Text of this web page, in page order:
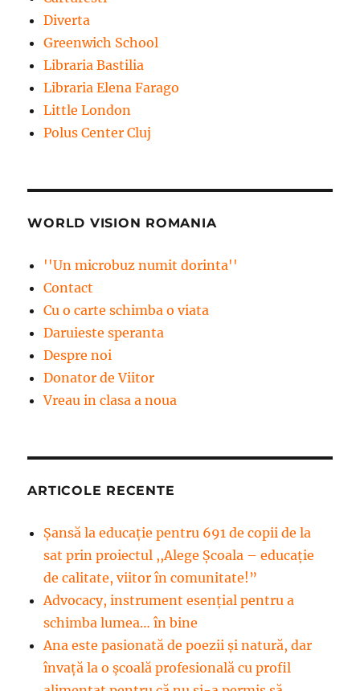
Diverta
Greenwich School
Libraria Bastilia
Libraria Elena Farago
Little London
Polus Center Cluj
WORLD VISION ROMANIA
''Un microbuz numit dorinta''
Contact
Cu o carte schimba o viata
Daruieste speranta
Despre noi
Donator de Viitor
Vreau in clasa a noua
ARTICOLE RECENTE
Șansă la educație pentru 691 de copii de la
sat prin proiectul ,,Alege Școala – educație
de calitate, viitor în comunitate!”
Advocacy, instrument esenţial pentru a
schimba lumea… în bine
Ana este pasionată de poezii și natură, dar
învață la o școală profesională cu profil